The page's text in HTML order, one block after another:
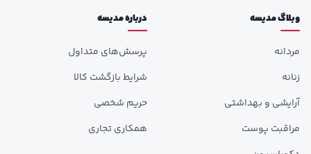
وبلاگ مدیسه
مردانه
زنانه
آرایشی و بهداشتی
مراقبت پوست
درباره مدیسه
پرسش‌های متداول
شرایط بازگشت کالا
حریم شخصی
همکاری تجاری